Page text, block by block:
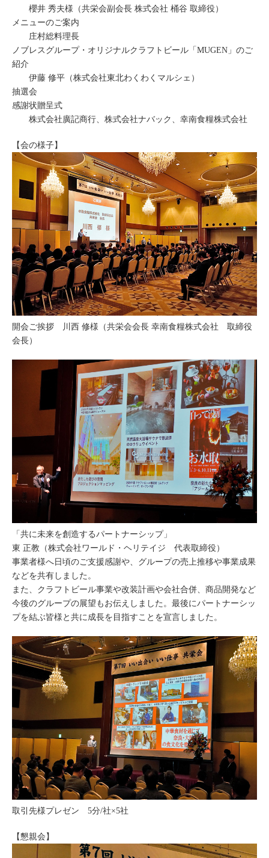
櫻井 秀夫様（共栄会副会長 株式会社 桶谷 取締役）
メニューのご案内
庄村総料理長
ノブレスグループ・オリジナルクラフトビール「MUGEN」のご
紹介
伊藤 修平（株式会社東北わくわくマルシェ）
抽選会
感謝状贈呈式
株式会社廣記商行、株式会社ナバック、幸南食糧株式会社
【会の様子】
開会ご挨拶 川西 修様（共栄会会長 幸南食糧株式会社 取締役
会長）
「共に未来を創造するパートナーシップ」
東 正教（株式会社ワールド・ヘリテイジ 代表取締役）
事業者様へ日頃のご支援感謝や、グループの売上推移や事業成果
などを共有しました。
また、クラフトビール事業や改装計画や会社合併、商品開発など
今後のグループの展望もお伝えしました。最後にパートナーシッ
プを結ぶ皆様と共に成⻑を目指すことを宣言しました。
取引先様プレゼン 5分/社×5社
【懇親会】